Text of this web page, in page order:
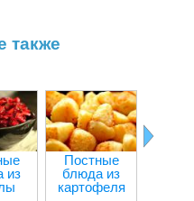
также
из
Постные
блюда из
картофеля